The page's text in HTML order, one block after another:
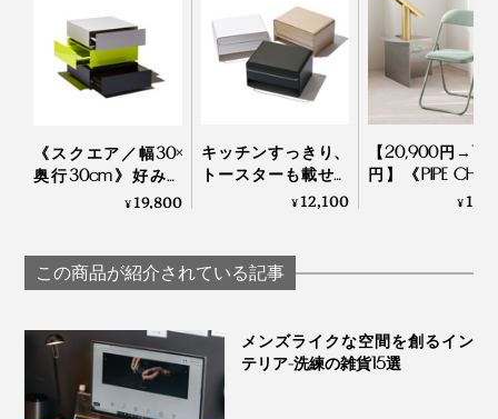
写真左から時計回りに「イエロー」「ブリック」「ライトグレー」「インダスト
どんな素材・テイストのインテリアとも不思議とよくな
じんで、スタイリッシュかつ柔らかなイメージを添える
ください。
表面は2種類のやすりをかけてなめらかに。端はシャー
プさを損なわない絶妙な加減で面取り。きめ細かな積み
重ねで、機能とデザインのバランスを実現しています。
《スクエア／幅30×
奥行30cm》好みの
配色で積み重ねも自
¥19,800
キッチンすっきり、
トースターも載せら
れる「ブレッドドロ
¥12,100
【20,900円
円】《PIPE
美しく並べて、
¥
この商品が紹介されている記事
メンズライクな空間を創るイン
テリア-洗練の雑貨15選